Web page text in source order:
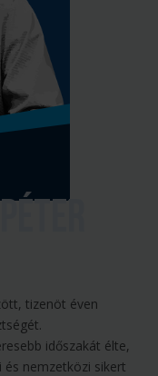
tizenöt éven
időszakát élte,
és nemzetközi sikert